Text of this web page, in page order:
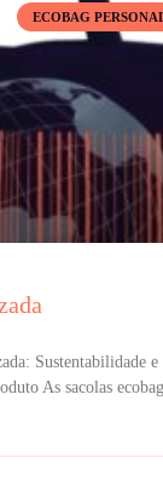
ECOBAG
Sustentabilidade e
As sacolas ecobag